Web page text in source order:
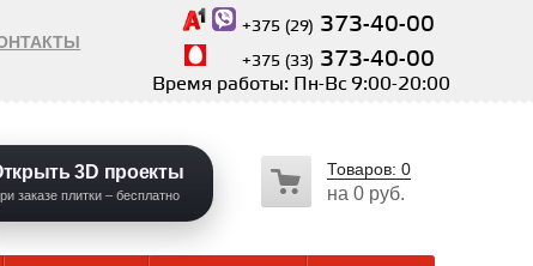
+375 (29) 373-40-00
+375 (33) 373-40-00
Время работы: Пн-Вс 9:00-20:00
3D проекты
заказе плитки – бесплатно
Товаров: 0
на 0 руб.